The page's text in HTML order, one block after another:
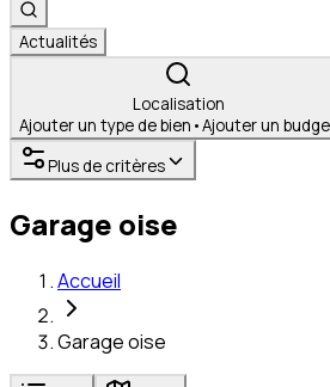
Actualités
Localisation
Ajouter un type de bien •Ajouter un
Plus de critères
Garage oise
Accueil
Garage oise